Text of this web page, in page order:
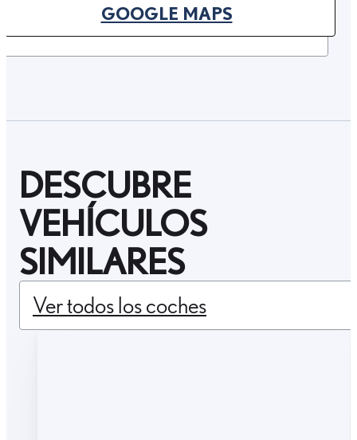
GOOGLE MAPS(OPENS IN NEW TAB)
DESCUBRE
VEHÍCULOS
SIMILARES
Ver todos los coches